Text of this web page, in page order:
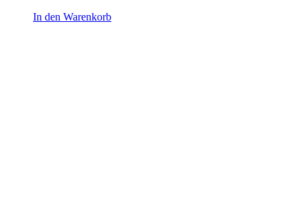
In den Warenkorb